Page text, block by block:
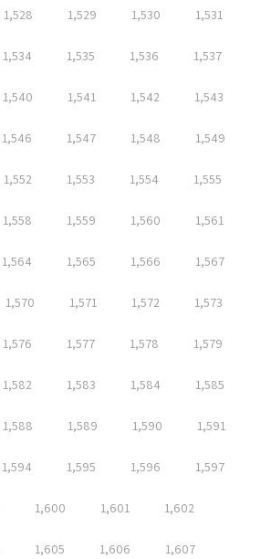
1,528 1,529 1,530 1,531
1,534 1,535 1,536 1,537
1,540 1,541 1,542 1,543
1,546 1,547 1,548 1,549
1,552 1,553 1,554 1,555
1,558 1,559 1,560 1,561
1,564 1,565 1,566 1,567
1,570 1,571 1,572 1,573
1,576 1,577 1,578 1,579
1,582 1,583 1,584 1,585
1,588 1,589 1,590 1,591
1,594 1,595 1,596 1,597
1,600 1,601 1,602
1,605 1,606 1,607